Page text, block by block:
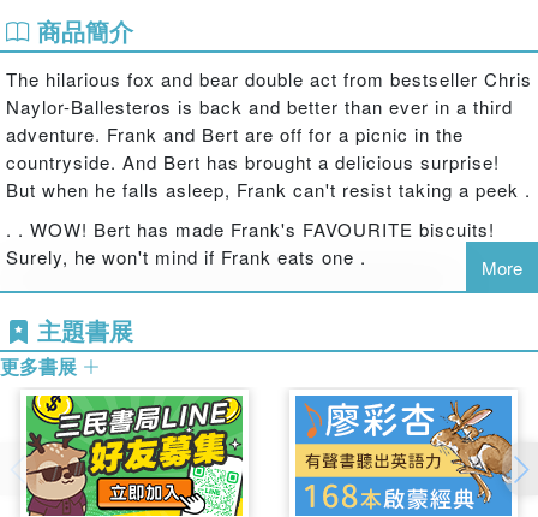
商品簡介
The hilarious fox and bear double act from bestseller Chris
Naylor-Ballesteros is back and better than ever in a third
adventure. Frank and Bert are off for a picnic in the
countryside. And Bert has brought a delicious surprise!
But when he falls asleep, Frank can't resist taking a peek .
. . WOW! Bert has made Frank's FAVOURITE biscuits!
Surely, he won't mind if Frank eats one .
. . or two .
. . or three .
. . This big-hearted story about friendship and forgiveness
is guaranteed to get children giggling!
More
主題書展
更多書展